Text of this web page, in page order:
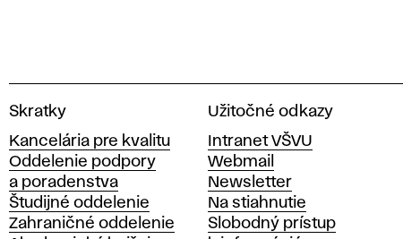
V
s
o
k
á
š
Skratky
Kancelária pre kvalitu
Oddelenie podpory
a poradenstva
Študijné oddelenie
Zahraničné oddelenie
Užitočné odkazy
Intranet VŠVU
Webmail
Newsletter
Na stiahnutie
Slobodný prístup